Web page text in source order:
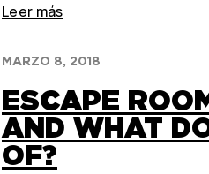
Leer más
MARZO 8, 2018
ESCAPE
AND WHAT
OF?